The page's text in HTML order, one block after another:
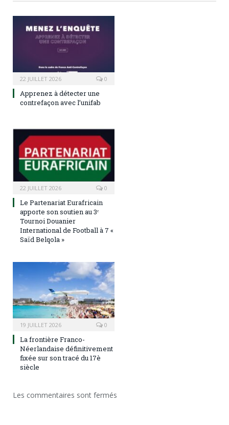
22 JUILLET 2026 0
Apprenez à détecter une
contrefaçon avec l’unifab
22 JUILLET 2026 0
Le Partenariat Eurafricain
apporte son soutien au 3ᵉ
Tournoi Douanier
International de Football à 7 «
Saïd Belqola »
19 JUILLET 2026 0
La frontière Franco-
Néerlandaise définitivement
fixée sur son tracé du 17è
siècle
Les commentaires sont fermés